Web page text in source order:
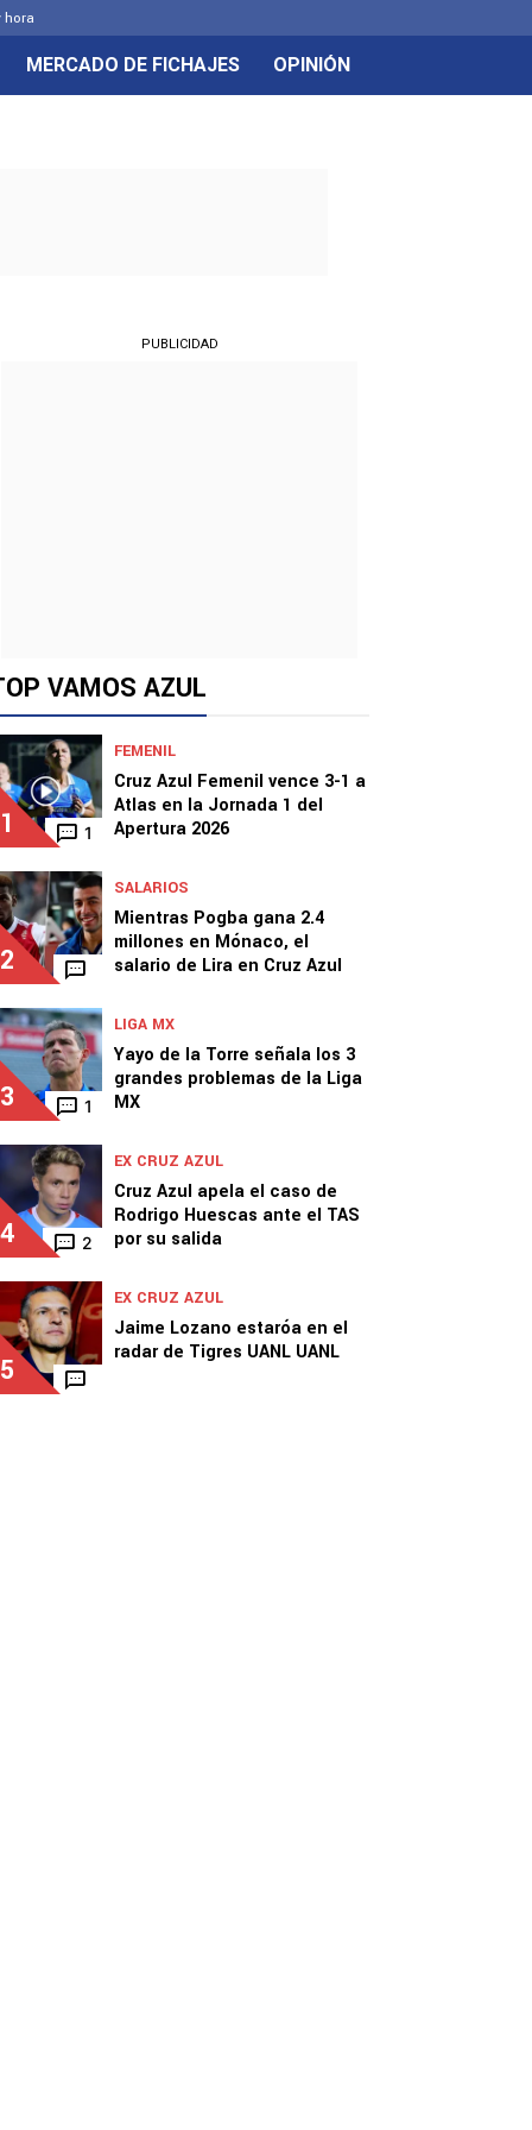
hora
MERCADO DE FICHAJES OPINIÓN
PUBLICIDAD
VAMOS AZUL
1 1
FEMENIL
Cruz Azul Femenil vence 3-1 a
Atlas en la Jornada 1 del
Apertura 2026
2
SALARIOS
Mientras Pogba gana 2.4
millones en Mónaco, el
salario de Lira en Cruz Azul
3 1
LIGA MX
Yayo de la Torre señala los 3
grandes problemas de la Liga
MX
4 2
EX CRUZ AZUL
Cruz Azul apela el caso de
Rodrigo Huescas ante el TAS
por su salida
5
EX CRUZ AZUL
Jaime Lozano estaróa en el
radar de Tigres UANL UANL